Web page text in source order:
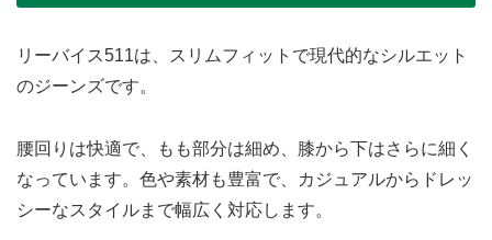
リーバイス511は、スリムフィットで現代的なシルエット
のジーンズです。
腰回りは快適で、もも部分は細め、膝から下はさらに細く
なっています。色や素材も豊富で、カジュアルからドレッ
シーなスタイルまで幅広く対応します。